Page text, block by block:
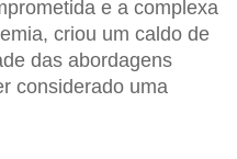
e a complexa
criou um caldo de
das abordagens
considerado uma